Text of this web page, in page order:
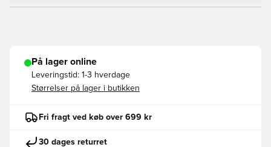
På lager online
Leveringstid: 1-3 hverdage
Størrelser på lager i butikken
Fri fragt ved køb over 699 kr
30 dages returret